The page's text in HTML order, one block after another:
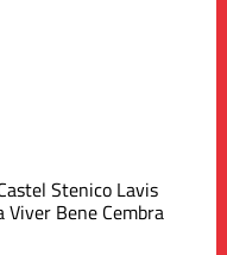
Stenico Lavis
Viver Bene Cembra